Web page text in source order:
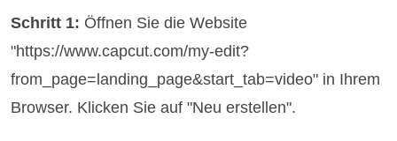
Schritt 1: Öffnen Sie die Website
"https://www.capcut.com/my-edit?
from_page=landing_page&start_tab=video" in Ihrem
Browser. Klicken Sie auf "Neu erstellen".